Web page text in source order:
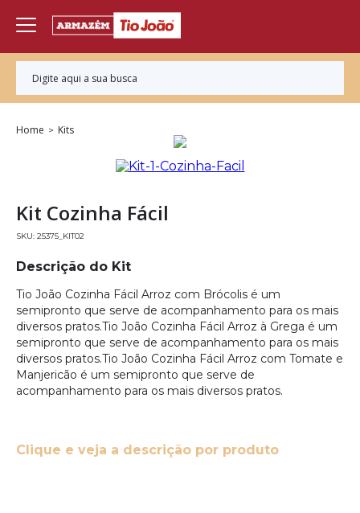
Home Kits
Kit Cozinha Fácil
25375_KIT02
Descrição do Kit
Tio João Cozinha Fácil Arroz com Brócolis é um
semipronto que serve de acompanhamento para os mais
diversos pratos.Tio João Cozinha Fácil Arroz à Grega é um
semipronto que serve de acompanhamento para os mais
diversos pratos.Tio João Cozinha Fácil Arroz com Tomate e
Manjericão é um semipronto que serve de
acompanhamento para os mais diversos pratos.
Clique e veja a descrição por produto